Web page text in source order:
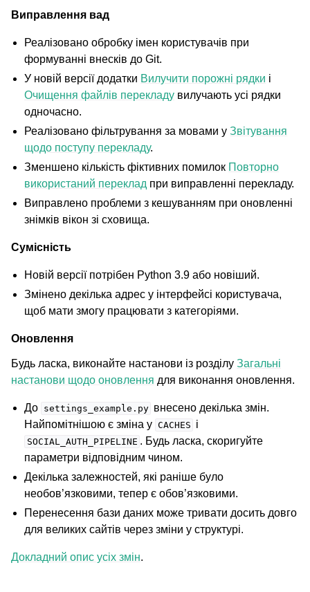
Виправлення вад
Реалізовано обробку імен користувачів при
формуванні внесків до Git.
У новій версії додатки Вилучити порожні рядки і
Очищення файлів перекладу вилучають усі рядки
одночасно.
Реалізовано фільтрування за мовами уЗвітування
щодо поступу перекладу.
Зменшено кількість фіктивних помилок Повторно
використаний переклад при виправленні перекладу.
Виправлено проблеми з кешуванням при оновленні
знімків вікон зі сховища.
Сумісність
Новій версії потрібен Python 3.9 або новіший.
Змінено декілька адрес у інтерфейсі користувача,
щоб мати змогу працювати з категоріями.
Оновлення
Будь ласка, виконайте настанови із розділу Загальні
настанови щодо оновлення для виконання оновлення.
До settings_example.py внесено декілька змін.
Найпомітнішою є зміна у CACHES і
SOCIAL_AUTH_PIPELINE . Будь ласка, скоригуйте
параметри відповідним чином.
Декілька залежностей, які раніше було
необов’язковими, тепер є обов’язковими.
Перенесення бази даних може тривати досить довго
для великих сайтів через зміни у структурі.
Докладний опис усіх змін.